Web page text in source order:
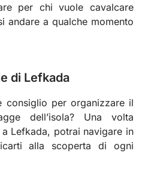
per chi vuole cavalcare
andare a qualche momento
di Lefkada
consiglio per organizzare il
dell’isola? Una volta
Lefkada, potrai navigare in
alla scoperta di ogni